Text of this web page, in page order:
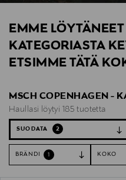
EMME
KATEGORIASTA
ETSIMME TÄTÄ
MSCH COPENHAGEN -
Haullasi löytyi 185 tuotetta
SUODATA 2
BRÄNDI 1 KOKO